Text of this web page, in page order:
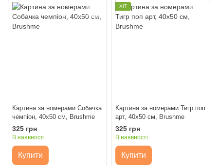
Картина за номерами Собачка
чемпіон, 40x50 см, Brushme
325 грн
В наявності
Купити
ХІТ
Картина за номерами Тигр поп
арт, 40x50 см, Brushme
325 грн
В наявності
Купити